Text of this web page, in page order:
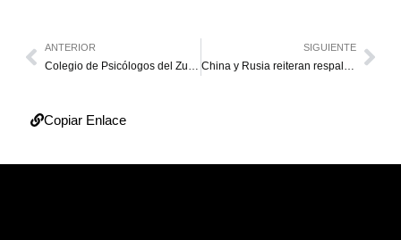
ANTERIOR SIGUIENTE
Copiar Enlace